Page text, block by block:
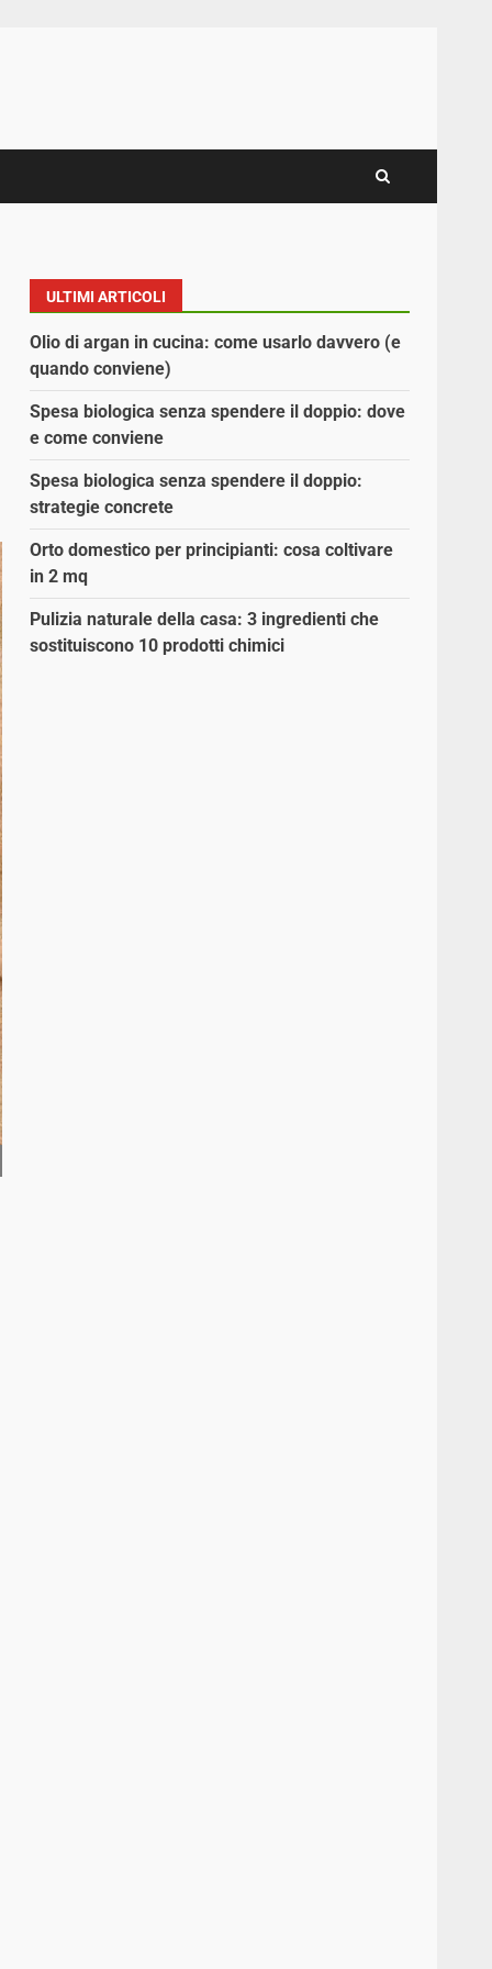
ULTIMI ARTICOLI
Olio di argan in cucina: come usarlo davvero (e
quando conviene)
Spesa biologica senza spendere il doppio: dove
e come conviene
Spesa biologica senza spendere il doppio:
strategie concrete
Orto domestico per principianti: cosa coltivare
in 2 mq
Pulizia naturale della casa: 3 ingredienti che
sostituiscono 10 prodotti chimici